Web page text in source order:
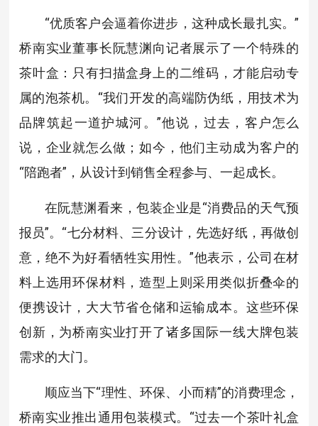
“优质客户会逼着你进步，这种成长最扎实。”
桥南实业董事长阮慧渊向记者展示了一个特殊的
茶叶盒：只有扫描盒身上的二维码，才能启动专
属的泡茶机。“我们开发的高端防伪纸，用技术为
品牌筑起一道护城河。”他说，过去，客户怎么
说，企业就怎么做；如今，他们主动成为客户的
“陪跑者”，从设计到销售全程参与、一起成长。
在阮慧渊看来，包装企业是“消费品的天气预
报员”。“七分材料、三分设计，先选好纸，再做创
意，绝不为好看牺牲实用性。”他表示，公司在材
料上选用环保材料，造型上则采用类似折叠伞的
便携设计，大大节省仓储和运输成本。这些环保
创新，为桥南实业打开了诸多国际一线大牌包装
需求的大门。
顺应当下“理性、环保、小而精”的消费理念，
桥南实业推出通用包装模式。“过去一个茶叶礼盒